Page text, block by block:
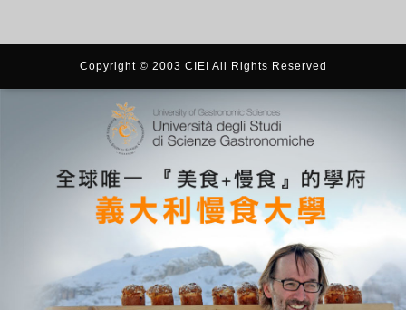
Copyright © 2003 CIEI All Rights Reserved